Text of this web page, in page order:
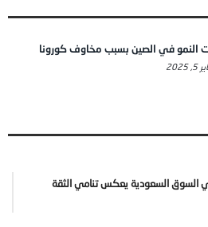
في الصين بسبب مخاوف كورونا
5, 2025
السوق السعودية يعكس تنامي الثقة